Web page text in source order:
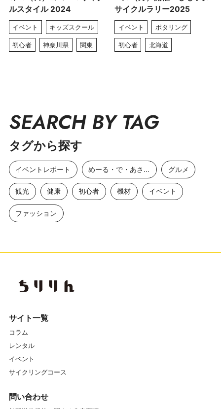
ルスタイル 2024
イベント キッズスクール
初心者 神奈川県 関東
サイクルラリー2025
イベント ポタリング
初心者 北海道
SEARCH BY TAG
タグから探す
イベントレポート めーる・で・あさひ グルメ
観光 健康 初心者 機材 イベント
ファッション
サイト一覧
コラム
レンタル
イベント
サイクリングコース
問い合わせ